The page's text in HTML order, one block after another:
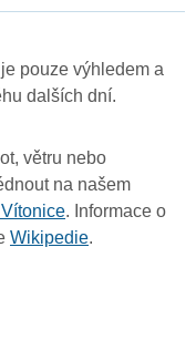
pouze výhledem a
dalších dní.
větru nebo
na našem
. Informace o
Wikipedie.